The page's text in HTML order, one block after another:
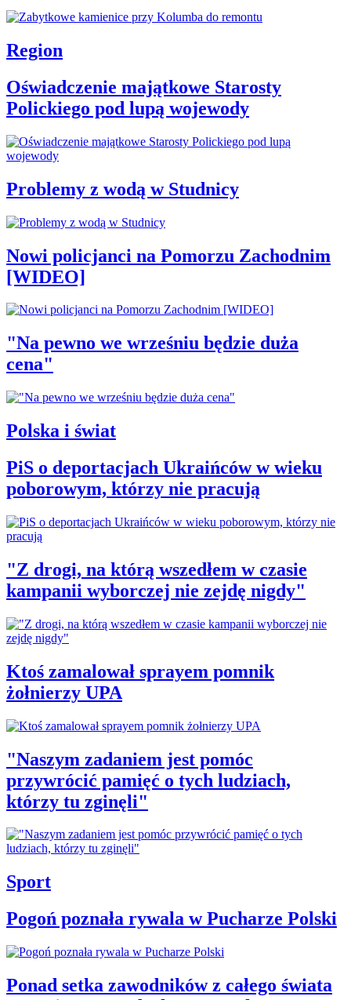
Region
Oświadczenie majątkowe Starosty
Polickiego pod lupą wojewody
Problemy z wodą w Studnicy
Nowi policjanci na Pomorzu Zachodnim
[WIDEO]
"Na pewno we wrześniu będzie duża
cena"
Polska i świat
PiS o deportacjach Ukraińców w wieku
poborowym, którzy nie pracują
"Z drogi, na którą wszedłem w czasie
kampanii wyborczej nie zejdę nigdy"
Ktoś zamalował sprayem pomnik
żołnierzy UPA
"Naszym zadaniem jest pomóc
przywrócić pamięć o tych ludziach,
którzy tu zginęli"
Sport
Pogoń poznała rywala w Pucharze Polski
Ponad setka zawodników z całego świata